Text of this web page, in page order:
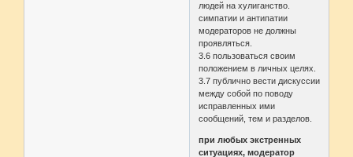
людей на хулиганство.
симпатии и антипатии
модераторов не должны
проявляться.
3.6 пользоваться своим
положением в личных целях.
3.7 публично вести дискуссии
между собой по поводу
исправленных ими
сообщений, тем и разделов.
при любых экстренных
ситуациях, модератор